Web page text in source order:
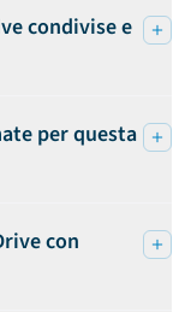
condivise e
per questa
con